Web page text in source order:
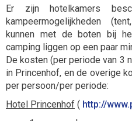
Er zijn hotelkamers
kampeermogelijkheden
kunnen met de boten bij
camping liggen op een paar
De kosten (per periode van 3
in Princenhof, en de overige
per persoon/per periode:
Hotel Princenhof ( http://